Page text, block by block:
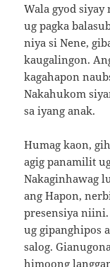
Wala gyod
ug pagka
niya si Nene,
kaugalingon.
kagahapon
Nakahukom
sa iyang anak.
Humag kaon,
agig panamilit
Nakaginhawag
ang Hapon,
presensiya
ug gipanghipos
salog.
himoong